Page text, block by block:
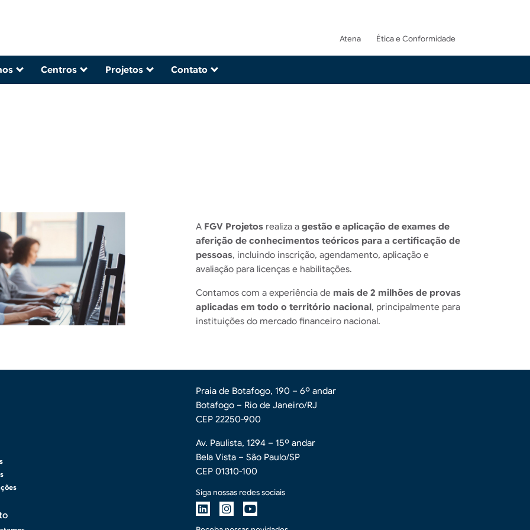
Menu do topo
Atena Ética e Conformidade
Centros Projetos Contato
A FGV Projetos realiza a gestão e aplicação de exames de
aferição de conhecimentos teóricos para a certificação de
pessoas, incluindo inscrição, agendamento, aplicação e
avaliação para licenças e habilitações.
Contamos com a experiência de mais de 2 milhões de provas
aplicadas em todo o território nacional, principalmente para
instituições do mercado financeiro nacional.
2
Praia de Botafogo, 190 – 6º andar
Botafogo – Rio de Janeiro/RJ
CEP 22250-900
Av. Paulista, 1294 – 15º andar
Bela Vista – São Paulo/SP
CEP 01310-100
Siga nossas redes sociais